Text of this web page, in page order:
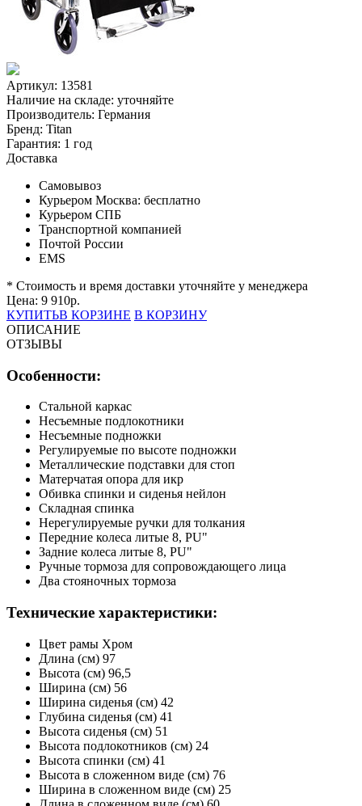
Артикул: 13581
Наличие на складе: уточняйте
Производитель: Германия
Бренд: Titan
Гарантия: 1 год
Доставка
Самовывоз
Курьером Москва: бесплатно
Курьером СПБ
Транспортной компанией
Почтой России
EMS
* Стоимость и время доставки уточняйте у менеджера
Цена: 9 910р.
КУПИТЬВ КОРЗИНЕ В КОРЗИНУ
ОПИСАНИЕ
ОТЗЫВЫ
Особенности:
Стальной каркас
Несъемные подлокотники
Несъемные подножки
Регулируемые по высоте подножки
Металлические подставки для стоп
Матерчатая опора для икр
Обивка спинки и сиденья нейлон
Складная спинка
Нерегулируемые ручки для толкания
Передние колеса литые 8, PU"
Задние колеса литые 8, PU"
Ручные тормоза для сопровождающего лица
Два стояночных тормоза
Технические характеристики:
Цвет рамы Хром
Длина (см) 97
Высота (см) 96,5
Ширина (см) 56
Ширина сиденья (см) 42
Глубина сиденья (см) 41
Высота сиденья (см) 51
Высота подлокотников (см) 24
Высота спинки (см) 41
Высота в сложенном виде (см) 76
Ширина в сложенном виде (см) 25